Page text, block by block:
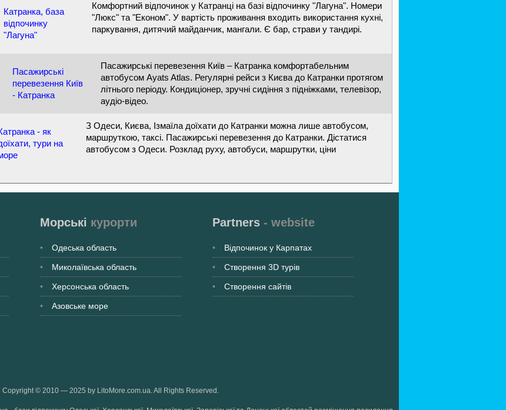
Катранка, база
відпочинку
"Лагуна"
Комфортний відпочинок у Катранці на базі відпочинку "Лагуна". Номери
"Люкс" та "Економ". У вартість проживання входить використання кухні,
паркування, дитячий майданчик, мангали. Є бар, страви у тандирі.
Пасажирські
перевезення Київ
- Катранка
Пасажирські перевезення Київ – Катранка комфортабельним
автобусом Ayats Atlas. Регулярні рейси з Києва до Катранки протягом
літнього періоду. Кондиціонер, зручні сидіння з підніжками, телевізор,
аудіо-відео.
- як
тури на
З Одеси, Києва, Ізмаїла доїхати до Катранки можна лише автобусом,
маршруткою, таксі. Пасажирські перевезення до Катранки. Дістатися
автобусом з Одеси. Розклад руху, автобуси, маршрутки, ціни
Морські курорти
Одеська область
Миколаївська область
Херсонська область
Азовське море
Partners - website
Відпочинок у Карпатах
Створення 3D турів
Створення сайтів
Copyright © 2010 — 2025 by LitoMore.com.ua. All Rights Reserved.